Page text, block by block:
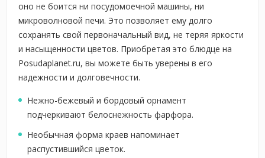
оно не боится ни посудомоечной машины, ни
микроволновой печи. Это позволяет ему долго
сохранять свой первоначальный вид, не теряя яркости
и насыщенности цветов. Приобретая это блюдце на
Posudaplanet.ru, вы можете быть уверены в его
надежности и долговечности.
Нежно-бежевый и бордовый орнамент
подчеркивают белоснежность фарфора.
Необычная форма краев напоминает
распустившийся цветок.